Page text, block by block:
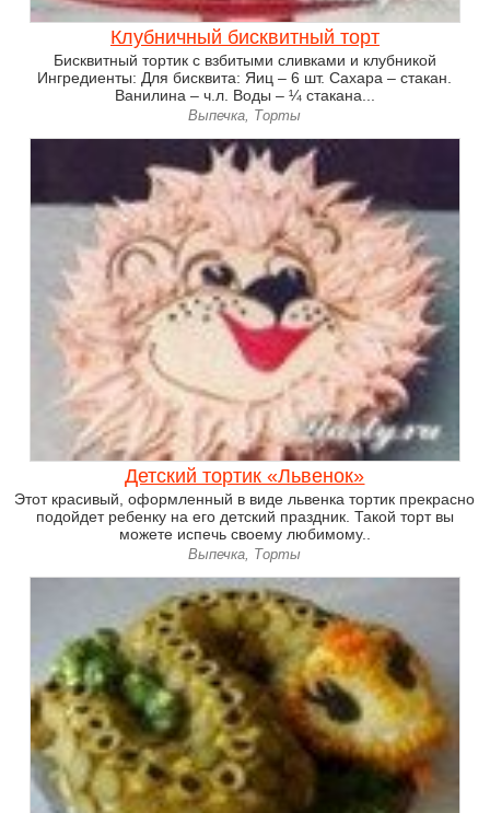
Клубничный бисквитный торт
Бисквитный тортик с взбитыми сливками и клубникой
Ингредиенты: Для бисквита: Яиц – 6 шт. Сахара – стакан.
Ванилина – ч.л. Воды – ¼ стакана...
Выпечка, Торты
Детский тортик «Львенок»
Этот красивый, оформленный в виде львенка тортик прекрасно
подойдет ребенку на его детский праздник. Такой торт вы
можете испечь своему любимому..
Выпечка, Торты